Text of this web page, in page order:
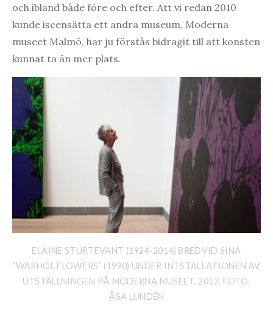
och ibland både före och efter. Att vi redan 2010
kunde iscensätta ett andra museum, Moderna
museet Malmö, har ju förstås bidragit till att konsten
kunnat ta än mer plats.
ELAINE STURTEVANT (1924-2014) BREDVID SINA
”WARHOL FLOWERS” (1990) UNDER INTSTALLATIONEN AV
UTSTÄLLNINGEN PÅ MODERNA MUSEET, 2012. FOTO:
ÅSA LUNDÉN